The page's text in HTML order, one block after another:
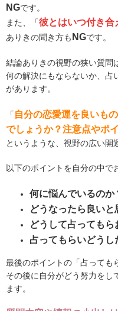
NGです。
また、「彼とはいつ付き合
ありきの聞き方も NGです。
結論ありきの視野の狭い質問
何の解決にもならないか、占
があります。
「 自分の恋愛運を良いも
でしょうか？注意点やポ
というような、視野の広い開
以下のポイントを自分の中で
何に悩んでいるのか
どうなったら良いと
どうして占ってもら
占ってもらいどうし
最後のポイントの「占っても
その後に自分がどう努力をし
ます。